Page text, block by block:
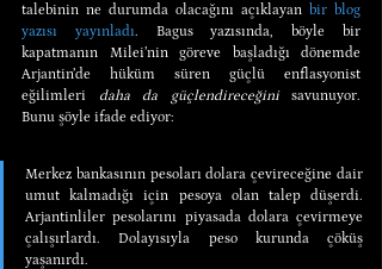
talebinin ne durumda olacağını açıklayan bir blog
yazısı yayınladı. Bagus yazısında, böyle bir
kapatmanın Milei’nin göreve başladığı dönemde
Arjantin’de hüküm süren güçlü enflasyonist
eğilimleri
daha da güçlendireceğini savunuyor.
Bunu şöyle ifade ediyor:
Merkez bankasının pesoları dolara çevireceğine dair
umut kalmadığı için pesoya olan talep düşerdi.
Arjantinliler pesolarını piyasada dolara çevirmeye
çalışırlardı. Dolayısıyla peso kurunda çöküş
yaşanırdı.